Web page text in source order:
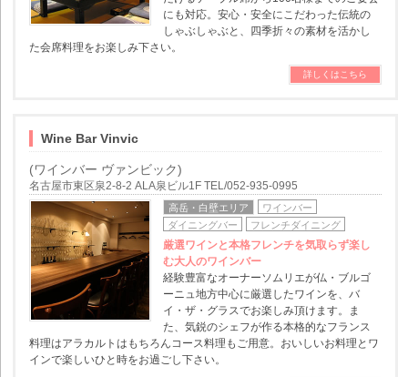
にも対応。安心・安全にこだわった伝統の
しゃぶしゃぶと、四季折々の素材を活かし
た会席料理をお楽しみ下さい。
詳しくはこちら
Wine Bar Vinvic
(ワインバー ヴァンビック)
名古屋市東区泉2-8-2 ALA泉ビル1F TEL/052-935-0995
高岳・白壁エリア
ワインバー
ダイニングバー
フレンチダイニング
厳選ワインと本格フレンチを気取らず楽し
む大人のワインバー
経験豊富なオーナーソムリエが仏・ブルゴ
ーニュ地方中心に厳選したワインを、バ
イ・ザ・グラスでお楽しみ頂けます。ま
た、気鋭のシェフが作る本格的なフランス
料理はアラカルトはもちろんコース料理もご用意。おいしいお料理とワ
インで楽しいひと時をお過ごし下さい。